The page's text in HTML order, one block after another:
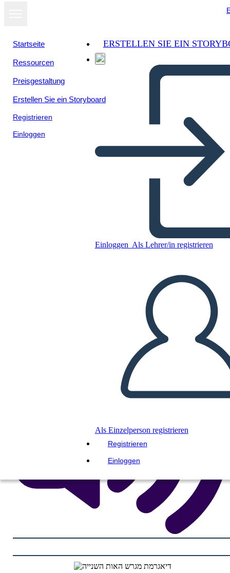
Startseite
Ressourcen
Preisgestaltung
Erstellen Sie ein Storyboard
Registrieren
Einloggen
ERSTELLEN SIE EIN
Einloggen Als Lehrer/in registrieren
Als Einzelperson registrieren
Registrieren
Einloggen
דיאגרמת מגרש האות השנייה
ERSTELLEN SIE EIN STORYBOARD
DIASHOW ABSPIELEN
LIES MIR VOR